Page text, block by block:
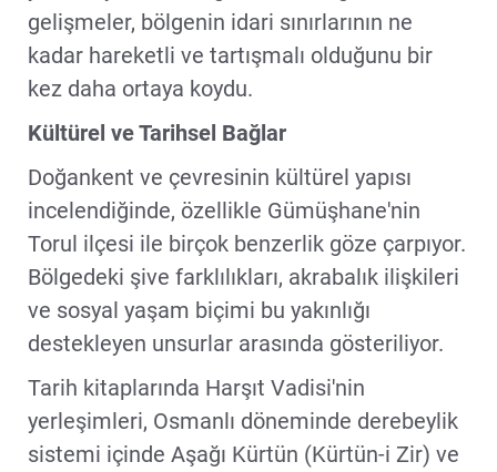
gelişmeler, bölgenin idari sınırlarının ne
kadar hareketli ve tartışmalı olduğunu bir
kez daha ortaya koydu.
Kültürel ve Tarihsel Bağlar
Doğankent ve çevresinin kültürel yapısı
incelendiğinde, özellikle Gümüşhane'nin
Torul ilçesi ile birçok benzerlik göze çarpıyor.
Bölgedeki şive farklılıkları, akrabalık ilişkileri
ve sosyal yaşam biçimi bu yakınlığı
destekleyen unsurlar arasında gösteriliyor.
Tarih kitaplarında Harşıt Vadisi'nin
yerleşimleri, Osmanlı döneminde derebeylik
sistemi içinde Aşağı Kürtün (Kürtün-i Zir) ve